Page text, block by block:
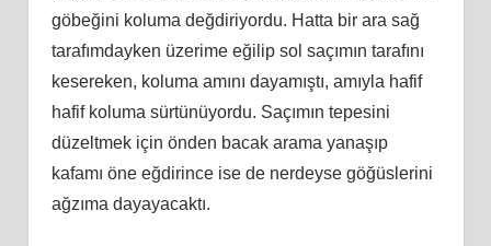
göbeğini koluma değdiriyordu. Hatta bir ara sağ
tarafımdayken üzerime eğilip sol saçımın tarafını
kesereken, koluma amını dayamıştı, amıyla hafif
hafif koluma sürtünüyordu. Saçımın tepesini
düzeltmek için önden bacak arama yanaşıp
kafamı öne eğdirince ise de nerdeyse göğüslerini
ağzıma dayayacaktı.